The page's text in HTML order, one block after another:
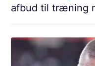
afbud til træning